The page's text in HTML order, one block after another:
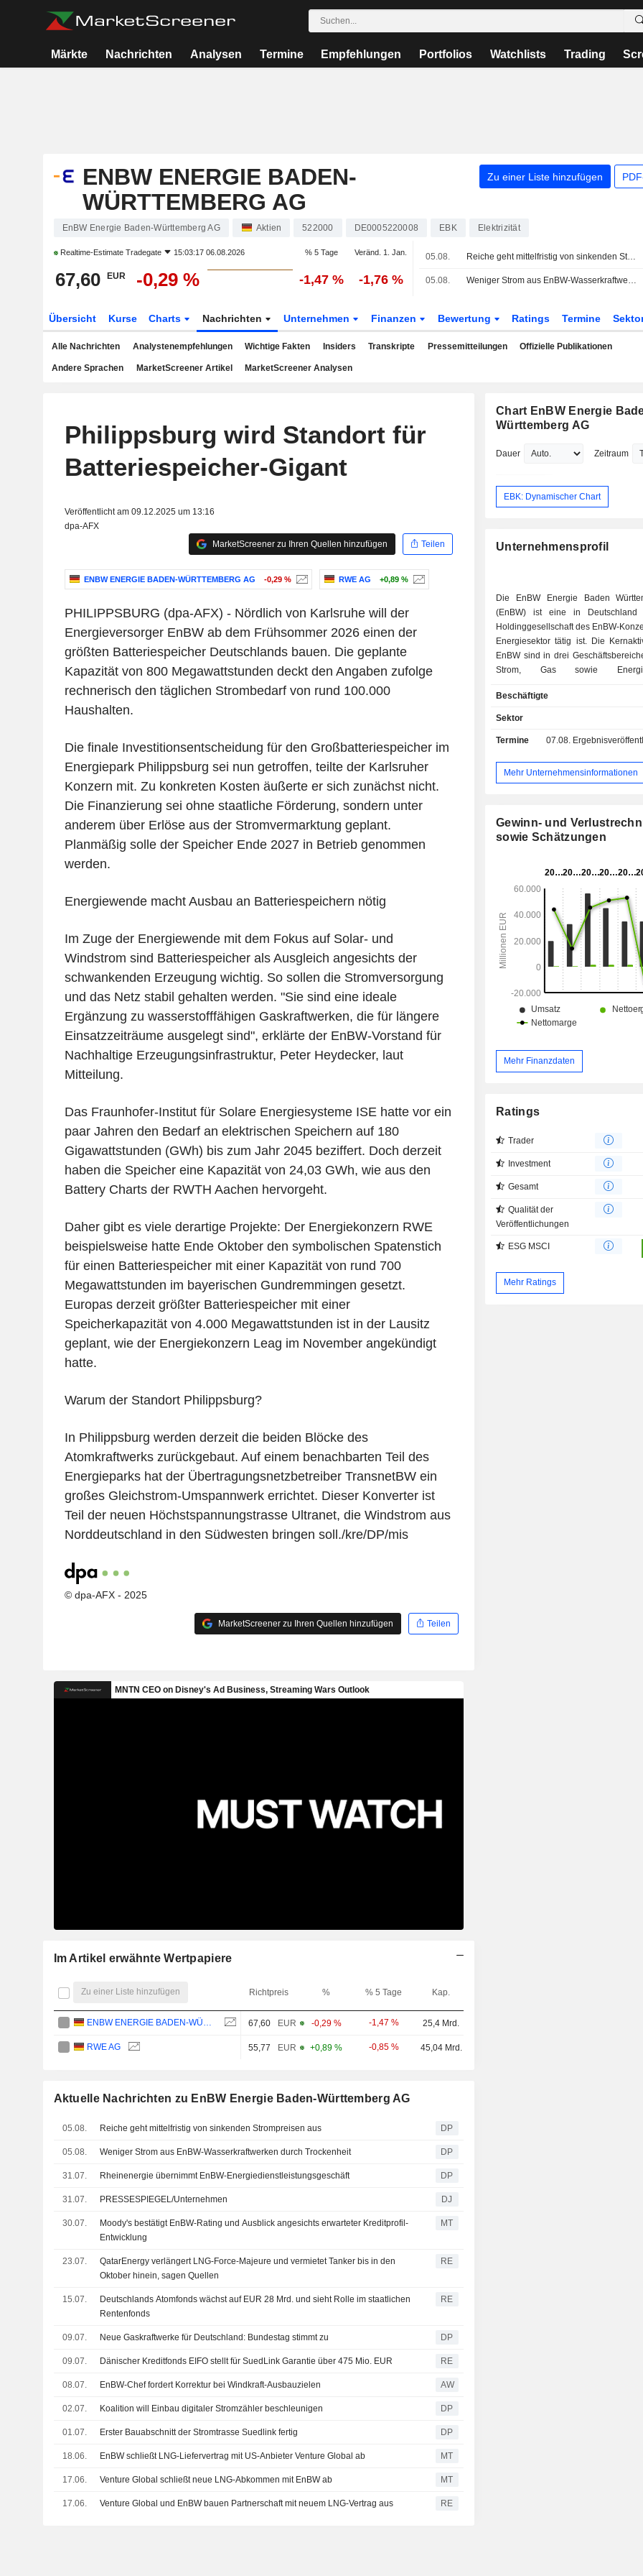
Märkte Nachrichten Analysen Termine Empfehlungen Portfolios Watchlists Trading
ENBW ENERGIE BADEN-
WÜRTTEMBERG AG
Zu einer Liste hinzufügen
EnBW Energie Baden-Württemberg AG Aktien 522000 DE0005220008 EBK Elektrizität
Realtime-Estimate Tradegate 15:03:17 06.08.2026 % 5 Tage Veränd. 1. Jan.
67,60 EUR -0,29 % -1,47 % -1,76 %
05.08. Reiche geht mittelfristig von sinkenden Strompreisen aus
05.08. Weniger Strom aus EnBW-Wasserkraftwerken durch Trockenheit
Übersicht Kurse Charts Nachrichten Unternehmen Finanzen Bewertung Ratings Termine
Alle Nachrichten Analystenempfehlungen Wichtige Fakten Insiders Transkripte Pressemitteilungen Offizielle Publikationen
Andere Sprachen MarketScreener Artikel MarketScreener Analysen
Philippsburg wird Standort für
Batteriespeicher-Gigant
Veröffentlicht am 09.12.2025 um 13:16
dpa-AFX
MarketScreener zu Ihren Quellen hinzufügen
Teilen
ENBW ENERGIE BADEN-WÜRTTEMBERG AG -0,29 % RWE AG +0,89 %
PHILIPPSBURG (dpa-AFX) - Nördlich von Karlsruhe will der
Energieversorger EnBW ab dem Frühsommer 2026 einen der
größten Batteriespeicher Deutschlands bauen. Die geplante
Kapazität von 800 Megawattstunden deckt den Angaben zufolge
rechnerisch den täglichen Strombedarf von rund 100.000
Haushalten.
Die finale Investitionsentscheidung für den Großbatteriespeicher im
Energiepark Philippsburg sei nun getroffen, teilte der Karlsruher
Konzern mit. Zu konkreten Kosten äußerte er sich zunächst nicht.
Die Finanzierung sei ohne staatliche Förderung, sondern unter
anderem über Erlöse aus der Stromvermarktung geplant.
Planmäßig solle der Speicher Ende 2027 in Betrieb genommen
werden.
Energiewende macht Ausbau an Batteriespeichern nötig
Im Zuge der Energiewende mit dem Fokus auf Solar- und
Windstrom sind Batteriespeicher als Ausgleich angesichts der
schwankenden Erzeugung wichtig. So sollen die Stromversorgung
und das Netz stabil gehalten werden. "Sie sind eine ideale
Ergänzung zu wasserstofffähigen Gaskraftwerken, die für längere
Einsatzzeiträume ausgelegt sind", erklärte der EnBW-Vorstand für
Nachhaltige Erzeugungsinfrastruktur, Peter Heydecker, laut
Mitteilung.
Das Fraunhofer-Institut für Solare Energiesysteme ISE hatte vor ein
paar Jahren den Bedarf an elektrischen Speichern auf 180
Gigawattstunden (GWh) bis zum Jahr 2045 beziffert. Doch derzeit
haben die Speicher eine Kapazität von 24,03 GWh, wie aus den
Battery Charts der RWTH Aachen hervorgeht.
Daher gibt es viele derartige Projekte: Der Energiekonzern RWE
beispielsweise hatte Ende Oktober den symbolischen Spatenstich
für einen Batteriespeicher mit einer Kapazität von rund 700
Megawattstunden im bayerischen Gundremmingen gesetzt.
Europas derzeit größter Batteriespeicher mit einer
Speicherkapazität von 4.000 Megawattstunden ist in der Lausitz
geplant, wie der Energiekonzern Leag im November angekündigt
hatte.
Warum der Standort Philippsburg?
In Philippsburg werden derzeit die beiden Blöcke des
Atomkraftwerks zurückgebaut. Auf einem benachbarten Teil des
Energieparks hat der Übertragungsnetzbetreiber TransnetBW ein
großes Gleichstrom-Umspannwerk errichtet. Dieser Konverter ist
Teil der neuen Höchstspannungstrasse Ultranet, die Windstrom aus
Norddeutschland in den Südwesten bringen soll./kre/DP/mis
© dpa-AFX - 2025
MarketScreener zu Ihren Quellen hinzufügen Teilen
Im Artikel erwähnte Wertpapiere
Zu einer Liste hinzufügen Richtpreis % % 5 Tage Kap.
67,60 EUR -0,29 % -1,47 % 25,4 Mrd.
RWE AG 55,77 EUR +0,89 % -0,85 % 45,04 Mrd.
Aktuelle Nachrichten zu EnBW Energie Baden-Württemberg AG
05.08. Reiche geht mittelfristig von sinkenden Strompreisen aus DP
05.08. Weniger Strom aus EnBW-Wasserkraftwerken durch Trockenheit DP
31.07. Rheinenergie übernimmt EnBW-Energiedienstleistungsgeschäft DP
31.07. PRESSESPIEGEL/Unternehmen DJ
30.07.
Moody's bestätigt EnBW-Rating und Ausblick angesichts erwarteter Kreditprofil-
Entwicklung
MT
23.07.
QatarEnergy verlängert LNG-Force-Majeure und vermietet Tanker bis in den
Oktober hinein, sagen Quellen
RE
15.07.
Deutschlands Atomfonds wächst auf EUR 28 Mrd. und sieht Rolle im staatlichen
Rentenfonds
RE
09.07. Neue Gaskraftwerke für Deutschland: Bundestag stimmt zu DP
09.07. Dänischer Kreditfonds EIFO stellt für SuedLink Garantie über 475 Mio. EUR RE
08.07. EnBW-Chef fordert Korrektur bei Windkraft-Ausbauzielen AW
02.07. Koalition will Einbau digitaler Stromzähler beschleunigen DP
01.07. Erster Bauabschnitt der Stromtrasse Suedlink fertig DP
18.06. EnBW schließt LNG-Liefervertrag mit US-Anbieter Venture Global ab MT
17.06. Venture Global schließt neue LNG-Abkommen mit EnBW ab MT
17.06. Venture Global und EnBW bauen Partnerschaft mit neuem LNG-Vertrag aus RE
Chart EnBW Energie
Württemberg AG
Dauer Zeitraum
EBK: Dynamischer Chart
Unternehmensprofil
Die EnBW Energie Baden
(EnBW) ist eine in Deutschland
Holdinggesellschaft des EnBW-
Energiesektor tätig ist. Die
EnBW sind in drei
Strom, Gas sowie
Strom gliedert sich in die
Stromerzeugung und -handel sowie
aus Kernkraft, Wasserkraft,
Geschäftsbereich Gas besteht
Midstream-Bereich, zu dem
Verteilung und den Vertrieb
Geschäftsfeld
thermische und nicht-thermische
Wasser und andere
Dienstleistungen. Darüber hinaus
Unternehmen über
Tochtergesellschaften in
Mittel- und Osteuropa.
Beschäftigte
Sektor
Termine 07.08.
Mehr Unternehmensinformationen
Gewinn- und
sowie Schätzungen
Mehr Finanzdaten
Ratings
Trader
Investment
Gesamt
Qualität der
Veröffentlichungen
ESG MSCI
Mehr Ratings